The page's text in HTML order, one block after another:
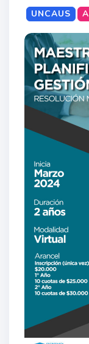
UNCAUS